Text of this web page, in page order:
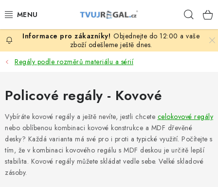
na
ZBOŽÍ ZA NÁKUPNÍ CENY
REGÁLY PODLE ROZMĚRŮ MATERIÁLU A SÉRIÍ
NEREZOVÉ A GASTRO PRODUKTY
KOVOVÉ STOLOVÉ NOHY
ZAHRADA, OKOLÍ DOMU
DŮM, BYT
Objednejte do 12:00 a vaše
zboží odešleme ještě dnes.
Regály podle rozměrů materiálu a sérií
Policové regály - Kovové
Vybíráte kovové regály a ještě nevíte, jestli chcete celokovové regály
nebo oblíbenou kombinaci kovové konstrukce a MDF dřevěné
desky? Každá varianta má své pro i proti a typické využití. Počítejte s
tím, že v kombinaci kovového regálu s MDF deskou je určitě lepší
stabilita. Kovové regály můžete skládat vedle sebe. Velké skladové
zásoby.